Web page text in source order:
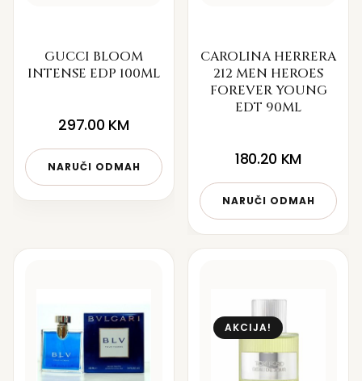
GUCCI BLOOM
INTENSE EDP 100ML
297.00 KM
NARUČI ODMAH
CAROLINA HERRERA
212 MEN HEROES
FOREVER YOUNG
EDT 90ML
180.20 KM
NARUČI ODMAH
AKCIJA!